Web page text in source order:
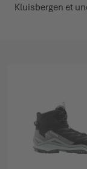
Kluisbergen et